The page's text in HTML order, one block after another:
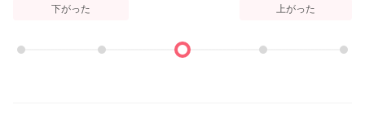
下がった 上がった